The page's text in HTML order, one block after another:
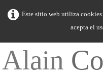
Este sitio web utiliza
acepta el
Alain